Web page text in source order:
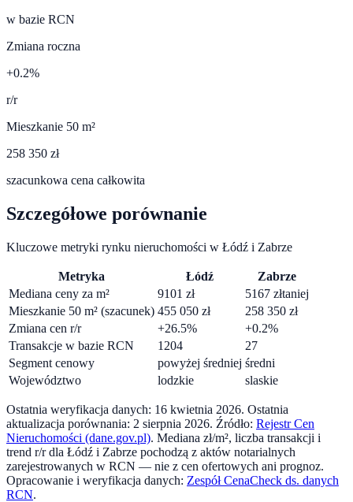
w bazie RCN
Zmiana roczna
+0.2%
r/r
Mieszkanie 50 m²
258 350 zł
szacunkowa cena całkowita
Szczegółowe porównanie
Kluczowe metryki rynku nieruchomości w Łódź i Zabrze
Metryka Łódź
Zabrze
Mediana ceny za m²
9101 zł 5167 złtaniej
Mieszkanie 50 m² (szacunek) 455 050 zł 258 350 zł
Zmiana cen r/r
+26.5% +0.2%
Transakcje w bazie RCN
1204
27
Segment cenowy
powyżej średniej średni
Województwo
lodzkie slaskie
Ostatnia weryfikacja danych: 16 kwietnia 2026. Ostatnia
aktualizacja porównania: 2 sierpnia 2026. Źródło: Rejestr Cen
Nieruchomości (dane.gov.pl). Mediana zł/m², liczba transakcji i
trend r/r dla Łódź i Zabrze pochodzą z aktów notarialnych
zarejestrowanych w RCN — nie z cen ofertowych ani prognoz.
Opracowanie i weryfikacja danych: Zespół CenaCheck ds. danych
RCN.